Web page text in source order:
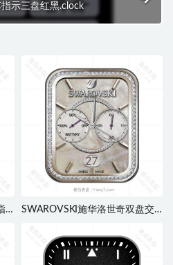
示三盘红黑.clock
SWAROVSKI施华洛世奇双盘交